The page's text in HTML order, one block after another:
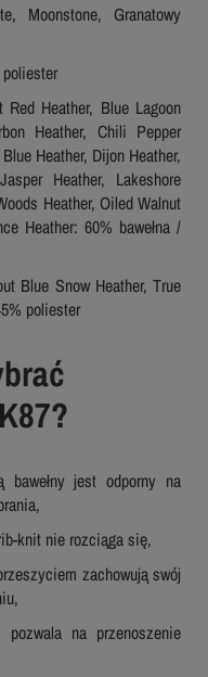
Moonstone, Granatowy
Heather, Blue Lagoon
Heather, Chili Pepper
Heather, Dijon Heather,
Heather, Lakeshore
Heather, Oiled Walnut
Heather: 60% bawełna /
Blue Snow Heather, True
poliester
jest odporny na
knit nie rozciąga się,
zachowują swój
na przenoszenie